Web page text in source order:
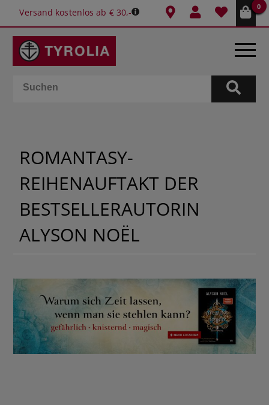
Versand kostenlos ab € 30,-
0
BÜCHER
SPIELE
KALENDER
GESCHENKIDEEN
BUCHTIPPS
ROMANTASY-
REIHENAUFTAKT DER
BESTSELLERAUTORIN
ALYSON NOËL